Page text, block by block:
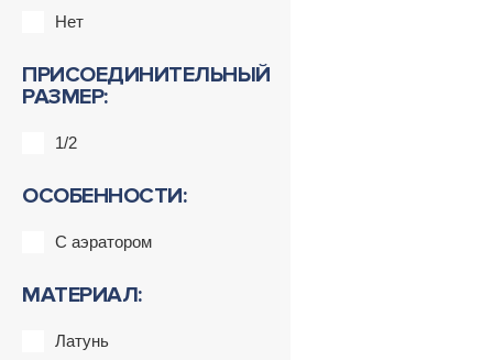
Нет
ПРИСОЕДИНИТЕЛЬНЫЙ
РАЗМЕР:
1/2
ОСОБЕННОСТИ:
С аэратором
МАТЕРИАЛ:
Латунь